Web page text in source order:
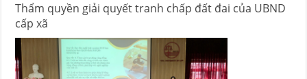
Thẩm quyền giải quyết tranh chấp đất đai của UBND
cấp xã